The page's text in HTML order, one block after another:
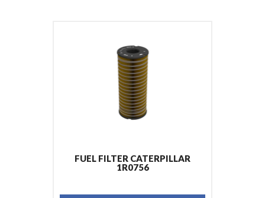
FUEL FILTER CATERPILLAR
1R0756